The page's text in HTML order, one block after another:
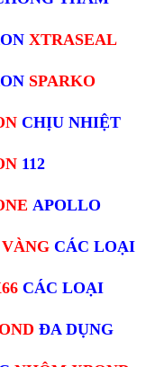
XTRASEAL
SPARKO
CHỊU NHIỆT
112
APOLLO
CÁC LOẠI
CÁC LOẠI
ĐA DỤNG